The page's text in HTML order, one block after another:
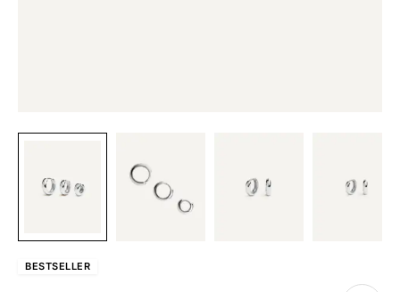
BESTSELLER